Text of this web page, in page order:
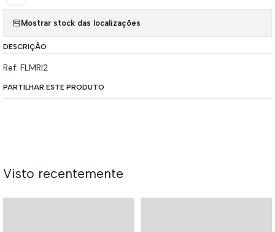
Mostrar stock das localizações
DESCRIÇÃO
Ref: FLMRI2
PARTILHAR ESTE PRODUTO
Visto recentemente